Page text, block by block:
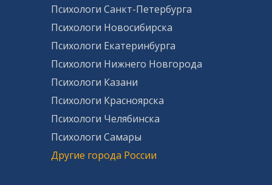
Психологи Санкт-Петербурга
Психологи Новосибирска
Психологи Екатеринбурга
Психологи Нижнего Новгорода
Психологи Казани
Психологи Красноярска
Психологи Челябинска
Психологи Самары
Другие города России